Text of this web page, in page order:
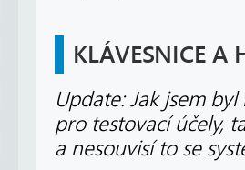
KLÁVESNICE A
Update: Jak jsem
pro testovací účely,
a nesouvisí to se